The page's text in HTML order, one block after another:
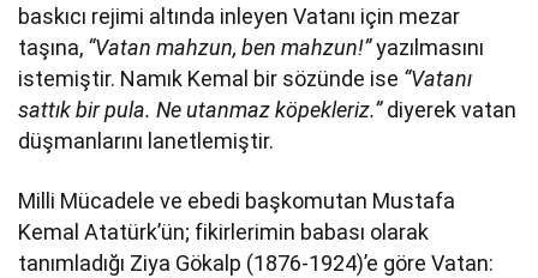
baskıcı rejimi altında inleyen Vatanı için mezar
taşına, “Vatan mahzun, ben mahzun!”yazılmasını
istemiştir. Namık Kemal bir sözünde ise “Vatanı
sattık bir pula. Ne utanmaz köpekleriz.”diyerek vatan
düşmanlarını lanetlemiştir.
Milli Mücadele ve ebedi başkomutan Mustafa
Kemal Atatürk’ün; fikirlerimin babası olarak
tanımladığı Ziya Gökalp (1876-1924)’e göre Vatan: